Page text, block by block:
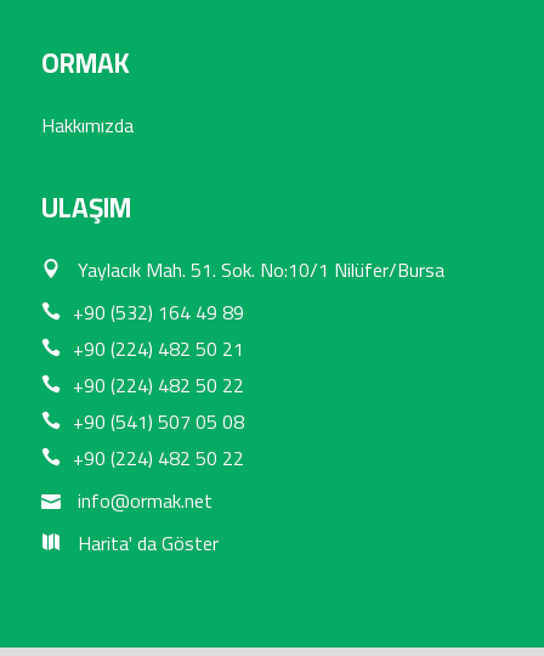
ORMAK
Hakkımızda
ULAŞIM
Yaylacık Mah. 51. Sok. No:10/1 Nilüfer/Bursa
+90 (532) 164 49 89
+90 (224) 482 50 21
+90 (224) 482 50 22
+90 (541) 507 05 08
+90 (224) 482 50 22
info@ormak.net
Harita' da Göster